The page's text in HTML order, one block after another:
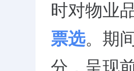
时对物业
票选。期
分，呈现